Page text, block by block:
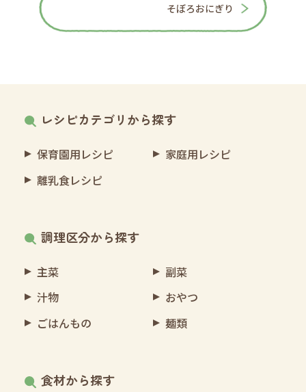
そぼろおにぎり
レシピカテゴリから探す
保育園用レシピ
家庭用レシピ
離乳食レシピ
調理区分から探す
主菜
副菜
汁物
おやつ
ごはんもの
麺類
食材から探す